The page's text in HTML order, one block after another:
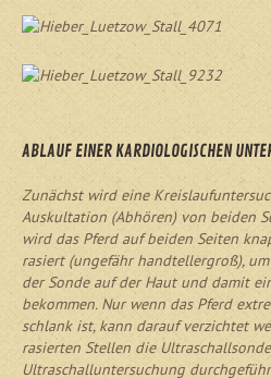
ABLAUF EINER KARDIOLOGISCHEN
Zunächst wird eine
Auskultation (Abhören) von beiden
wird das Pferd auf beiden Seiten
rasiert (ungefähr handtellergroß),
der Sonde auf der Haut und damit
bekommen. Nur wenn das Pferd
schlank ist, kann darauf verzichtet
rasierten Stellen die
Ultraschalluntersuchung